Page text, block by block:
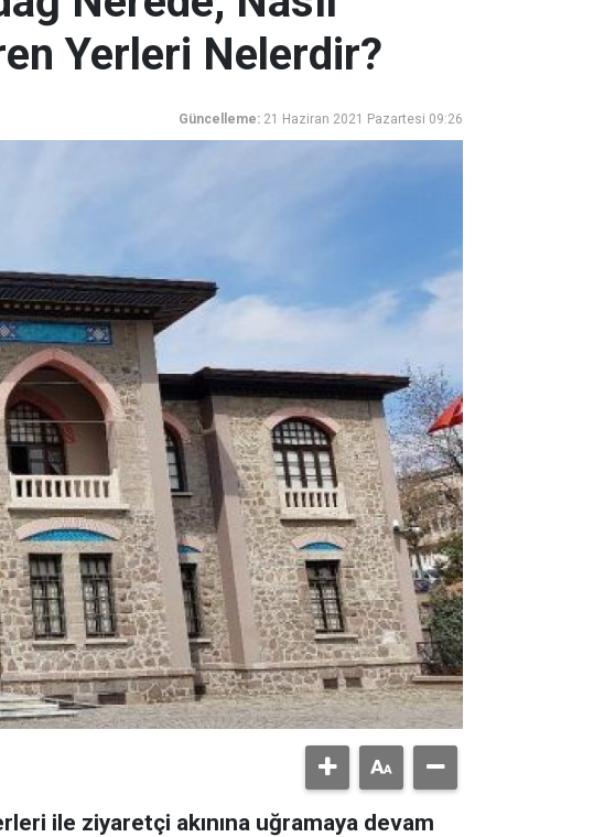
Yerleri Nelerdir?
Güncelleme: 21 Haziran 2021 Pazartesi 09:26
ile ziyaretçi akınına uğramaya devam